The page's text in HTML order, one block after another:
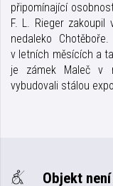
připomínající
F. L. Rieger
nedaleko
v letních měsících a
je zámek Maleč v
vybudovali stálou
Objekt